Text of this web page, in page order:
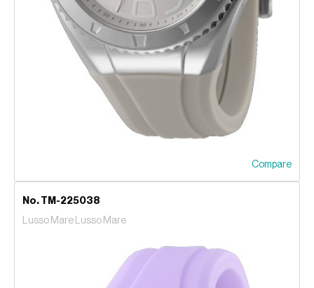
Compare
No. TM-225038
Lusso Mare Lusso Mare